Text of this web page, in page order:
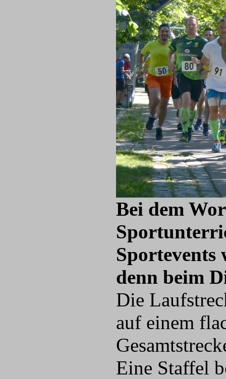
Bei dem
Sportevents
denn beim
Die
auf einem
Eine Staffel